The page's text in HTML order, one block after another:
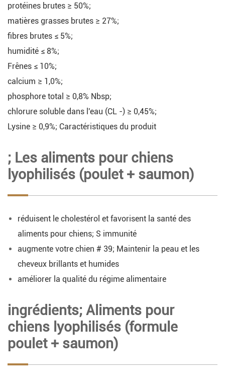
protéines brutes ≥ 50%;
matières grasses brutes ≥ 27%;
fibres brutes ≤ 5%;
humidité ≤ 8%;
Frênes ≤ 10%;
calcium ≥ 1,0%;
phosphore total ≥ 0,8% Nbsp;
chlorure soluble dans l'eau (CL -) ≥ 0,45%;
Lysine ≥ 0,9%; Caractéristiques du produit
; Les aliments pour chiens
lyophilisés (poulet + saumon)
réduisent le cholestérol et favorisent la santé des
aliments pour chiens; S immunité
augmente votre chien # 39; Maintenir la peau et les
cheveux brillants et humides
améliorer la qualité du régime alimentaire
ingrédients; Aliments pour
chiens lyophilisés (formule
poulet + saumon)